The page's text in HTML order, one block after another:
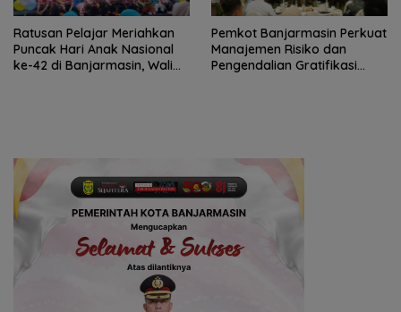
Ratusan Pelajar Meriahkan
Puncak Hari Anak Nasional
ke-42 di Banjarmasin, Wali
Pemkot Banjarmasin Perkuat
Manajemen Risiko dan
Pengendalian Gratifikasi